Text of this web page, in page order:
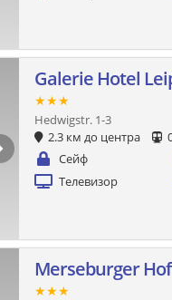
Galerie Hotel
★★★
Hedwigstr. 1-3
2.3 км до центра
Сейф
Телевизор
Merseburger Hof
★★★